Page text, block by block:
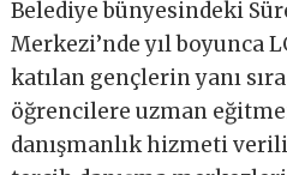
Belediye bünyesindeki
Merkezi’nde yıl boyunca
katılan gençlerin yanı
öğrencilere uzman
danışmanlık hizmeti